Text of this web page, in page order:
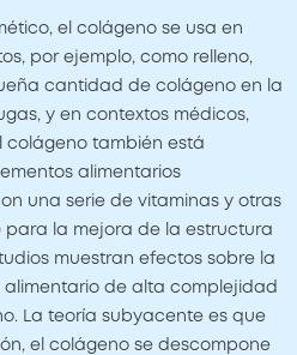
el colágeno se usa en
por ejemplo, como relleno,
cantidad de colágeno en la
y en contextos médicos,
colágeno también está
alimentarios
una serie de vitaminas y otras
para la mejora de la estructura
muestran efectos sobre la
alimentario de alta complejidad
La teoría subyacente es que
el colágeno se descompone